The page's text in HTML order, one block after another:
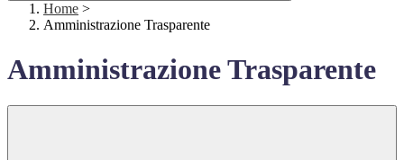
Home >
Amministrazione Trasparente
Amministrazione Trasparente